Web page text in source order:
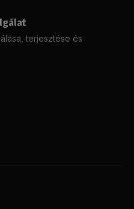
terjesztése és